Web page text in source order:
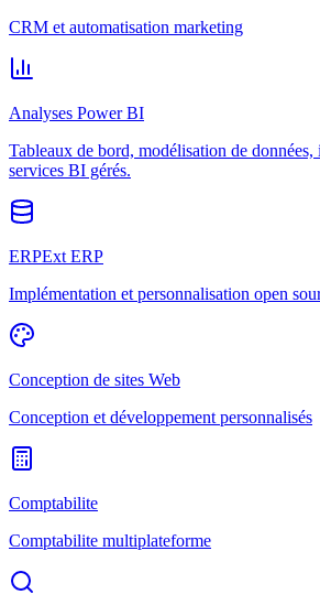
CRM et automatisation marketing
Analyses Power BI
Tableaux de bord, modélisation de
services BI gérés.
ERPExt ERP
Implémentation et personnalisation open
Conception de sites Web
Conception et développement personnalisés
Comptabilite
Comptabilite multiplateforme